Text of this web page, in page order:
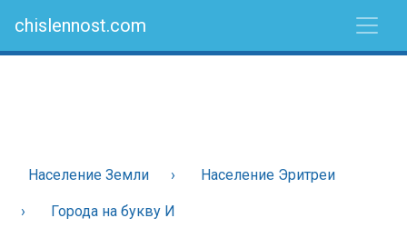
chislennost.com
Население Земли Население Эритреи
Города на букву И